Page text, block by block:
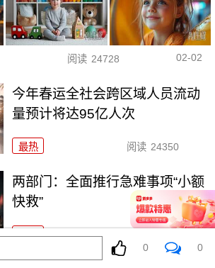
阅读 24728 02-02
今年春运全社会跨区域人员流动
量预计将达95亿人次
最热 阅读 24350
两部门：全面推行急难事项“小额
快救”
最热
0 0